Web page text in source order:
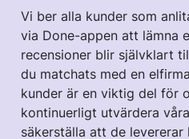
Vi ber alla kunder som
via Done-appen att lämna
recensioner blir självklart
du matchats med en
kunder är en viktig del för
kontinuerligt utvärdera
säkerställa att de